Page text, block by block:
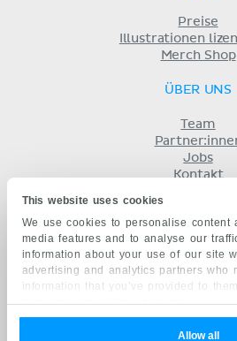
This website uses cookies
We use cookies to personalise content
media features and to analyse our
information about your use of our site
advertising and analytics partners who
information that you’ve provided to
from your use of their services.
Allow all
Preise
Illustrationen
Merch Shop
ÜBER UNS
Team
Jobs
Kontakt
Datenschutz
KENHUB
English